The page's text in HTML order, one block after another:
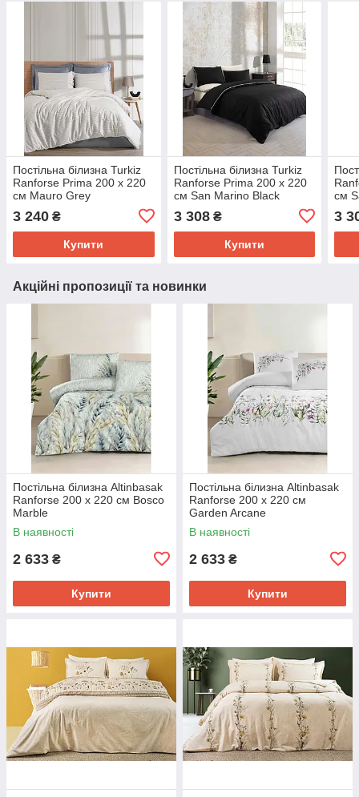
Постільна білизна Turkiz
Ranforse Prima 200 х 220
см Mauro Grey
3 240 ₴
Купити
Постільна білизна Turkiz
Ranforse Prima 200 х 220
см San Marino Black
3 308₴
Купити
см
3
Акційні пропозиції та новинки
Постільна білизна Altinbasak
Ranforse 200 х 220 см Bosco
Marble
В наявності
2 633 ₴
Купити
Постільна білизна Altinbasak
Ranforse 200 х 220 см
Garden Arcane
В наявності
2 633 ₴
Купити